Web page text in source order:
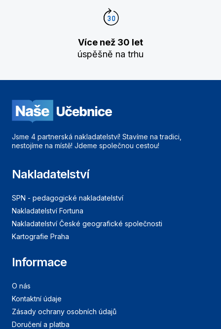
Více než 30 let
úspěšně na trhu
Jsme 4 partnerská nakladatelství! Stavíme na tradici,
nestojíme na místě! Jdeme společnou cestou!
Nakladatelství
SPN - pedagogické nakladatelství
Nakladatelství Fortuna
Nakladatelství České geografické společnosti
Kartografie Praha
Informace
O nás
Kontaktní údaje
Zásady ochrany osobních údajů
Doručení a platba